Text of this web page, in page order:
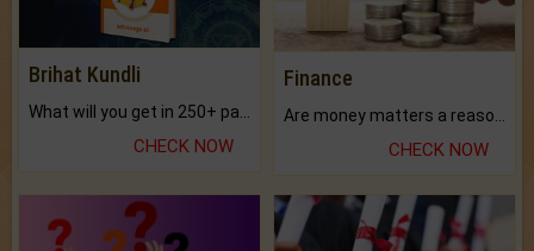
Brihat Kundli
CHECK NOW
Finance
CHECK NOW